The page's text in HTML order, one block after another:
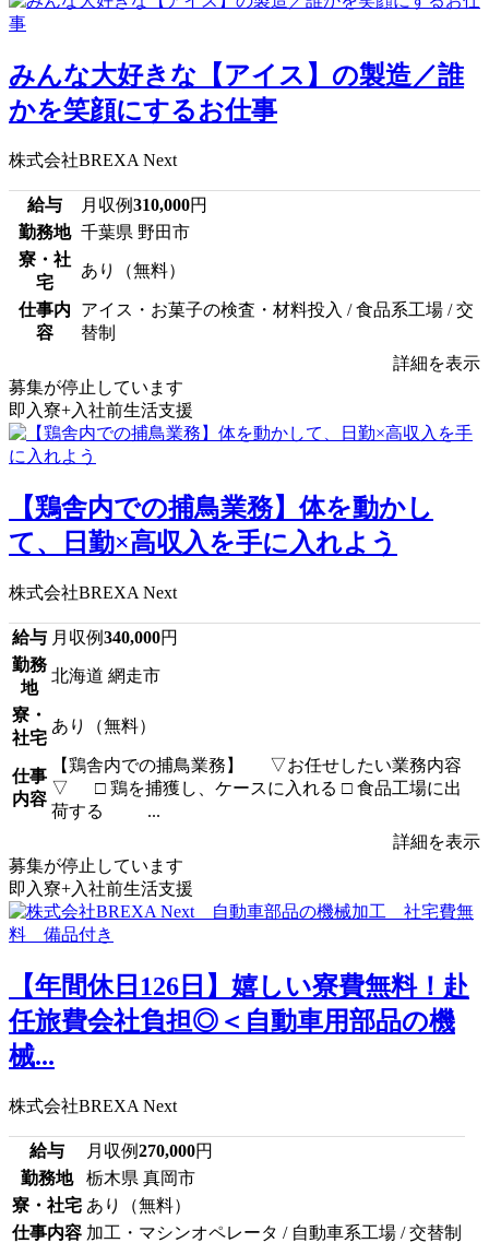
みんな大好きな【アイス】の製造／誰
かを笑顔にするお仕事
株式会社BREXA Next
給与 月収例310,000円
勤務地 千葉県 野田市
寮・社
宅
あり（無料）
仕事内
容
アイス・お菓子の検査・材料投入 / 食品系工場 / 交
替制
詳細を表示
募集が停止しています
即入寮+入社前生活支援
【鶏舎内での捕鳥業務】体を動かし
て、日勤×高収入を手に入れよう
株式会社BREXA Next
給与 月収例340,000円
勤務
地
北海道 網走市
寮・
社宅
あり（無料）
仕事
内容
【鶏舎内での捕鳥業務】 ▽お任せしたい業務内容
▽ □ 鶏を捕獲し、ケースに入れる □ 食品工場に出
荷する ...
詳細を表示
募集が停止しています
即入寮+入社前生活支援
【年間休日126日】嬉しい寮費無料！赴
任旅費会社負担◎＜自動車用部品の機
械...
株式会社BREXA Next
給与 月収例270,000円
勤務地
栃木県 真岡市
寮・社宅 あり（無料）
仕事内容 加工・マシンオペレータ / 自動車系工場 / 交替制